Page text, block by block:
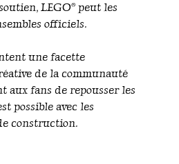
LEGO® peut les
officiels.
une facette
de la communauté
aux fans de repousser les
possible avec les
construction.